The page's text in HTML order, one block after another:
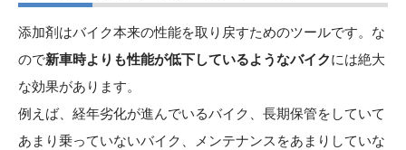
添加剤はバイク本来の性能を取り戻すためのツールです。な
ので新車時よりも性能が低下しているようなバイクには絶大
な効果があります。
例えば、経年劣化が進んでいるバイク、長期保管をしていて
あまり乗っていないバイク、メンテナンスをあまりしていな